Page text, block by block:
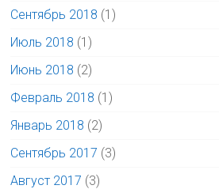
Сентябрь 2018 (1)
Июль 2018 (1)
Июнь 2018 (2)
Февраль 2018 (1)
Январь 2018 (2)
Сентябрь 2017 (3)
Август 2017 (3)